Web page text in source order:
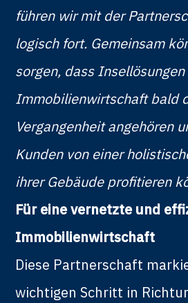
führen wir mit der
logisch fort. Gemeinsam
sorgen, dass
Immobilienwirtschaft bald
Vergangenheit angehören
Kunden von einer
ihrer Gebäude profitieren
Für eine vernetzte und
Immobilienwirtschaft
Diese Partnerschaft
wichtigen Schritt in